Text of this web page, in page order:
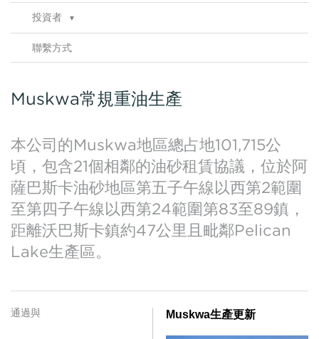
諮詢
健康、安全及環境
合規性
投資者 ▼
公告
分析師報告
SEDAR
聯繫方式
Muskwa常規重油生產
本公司的Muskwa地區總占地101,715公
頃，包含21個相鄰的油砂租賃協議，位於阿
薩巴斯卡油砂地區第五子午線以西第2範圍
至第四子午線以西第24範圍第83至89鎮，
距離沃巴斯卡鎮約47公里且毗鄰Pelican
Lake生產區。
Muskwa生產更新
通過與